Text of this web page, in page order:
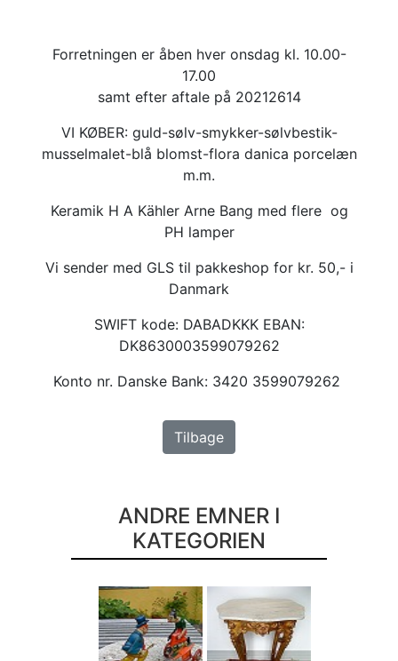
Forretningen er åben hver onsdag kl. 10.00-
17.00
samt efter aftale på 20212614
VI KØBER: guld-sølv-smykker-sølvbestik-
musselmalet-blå blomst-flora danica porcelæn
m.m.
Keramik H A Kähler Arne Bang med flere og
PH lamper
Vi sender med GLS til pakkeshop for kr. 50,- i
Danmark
SWIFT kode: DABADKKK EBAN:
DK8630003599079262
Konto nr. Danske Bank: 3420 3599079262
Tilbage
ANDRE EMNER I
KATEGORIEN